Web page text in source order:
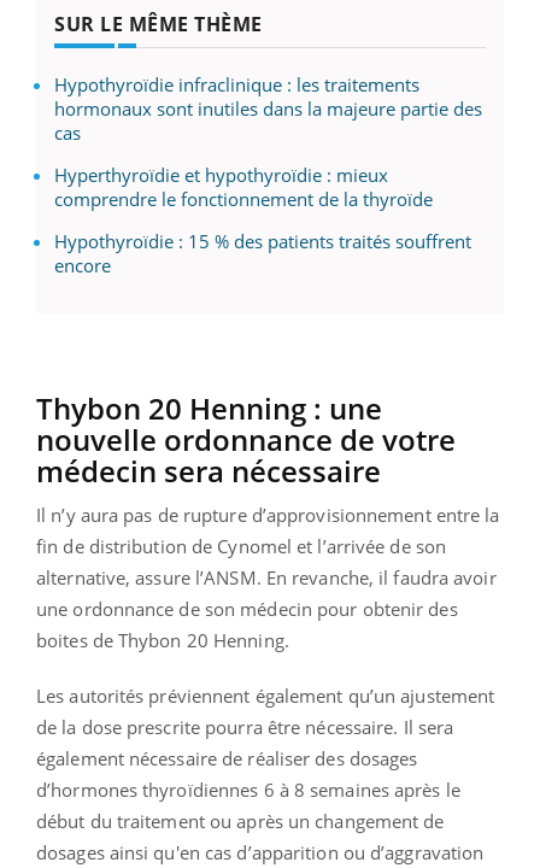
SUR LE MÊME THÈME
Hypothyroïdie infraclinique : les traitements
hormonaux sont inutiles dans la majeure partie des
cas
Hyperthyroïdie et hypothyroïdie : mieux
comprendre le fonctionnement de la thyroïde
Hypothyroïdie : 15 % des patients traités souffrent
encore
Thybon 20 Henning : une
nouvelle ordonnance de votre
médecin sera nécessaire
Il n’y aura pas de rupture d’approvisionnement entre la
fin de distribution de Cynomel et l’arrivée de son
alternative, assure l’ANSM. En revanche, il faudra avoir
une ordonnance de son médecin pour obtenir des
boites de Thybon 20 Henning.
Les autorités préviennent également qu’un ajustement
de la dose prescrite pourra être nécessaire. Il sera
également nécessaire de réaliser des dosages
d’hormones thyroïdiennes 6 à 8 semaines après le
début du traitement ou après un changement de
dosages ainsi qu'en cas d’apparition ou d’aggravation